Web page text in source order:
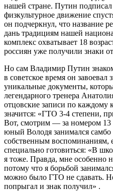
нашей стране. Путин
физкультурное движение
он подчеркнул, что название
дань традициям нашей
комплекс охватывает 18
россиян уже получили знаки
Но сам Владимир Путин
в советское время он
уникальные документы,
легендарного тренера
отцовские записи по каждому
значится: «ГТО 3-4 степени,
Вот, смотрим — за номером
юный Володя занимался самбо
собственным
специально готовиться: «В
я тоже. Правда, мне особенно
потому что я борьбой
можно было ГТО не сдавать.
попрыгал и знак получил» .